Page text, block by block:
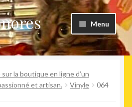
Menu
le
la boutique en ligne d’un
et artisan.
Vinyle
064